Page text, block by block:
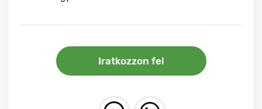
Iratkozzon fel